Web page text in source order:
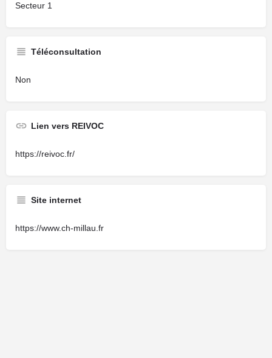
Secteur 1
Téléconsultation
Non
Lien vers REIVOC
https://reivoc.fr/
Site internet
https://www.ch-millau.fr